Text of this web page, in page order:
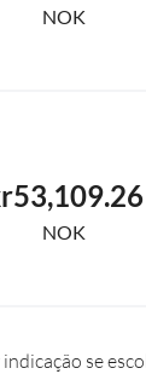
NOK
NOK
se